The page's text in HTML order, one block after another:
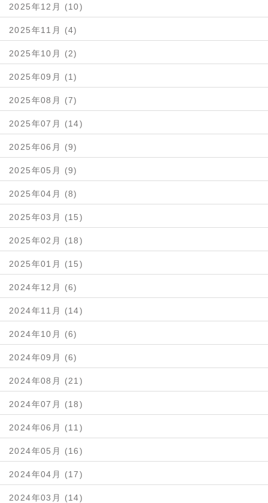
2025年12月 (10)
2025年11月 (4)
2025年10月 (2)
2025年09月 (1)
2025年08月 (7)
2025年07月 (14)
2025年06月 (9)
2025年05月 (9)
2025年04月 (8)
2025年03月 (15)
2025年02月 (18)
2025年01月 (15)
2024年12月 (6)
2024年11月 (14)
2024年10月 (6)
2024年09月 (6)
2024年08月 (21)
2024年07月 (18)
2024年06月 (11)
2024年05月 (16)
2024年04月 (17)
2024年03月 (14)